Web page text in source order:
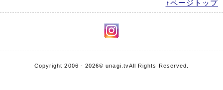
↑ページトップ
Copyright 2006 - 2026© unagi.tvAll Rights Reserved.